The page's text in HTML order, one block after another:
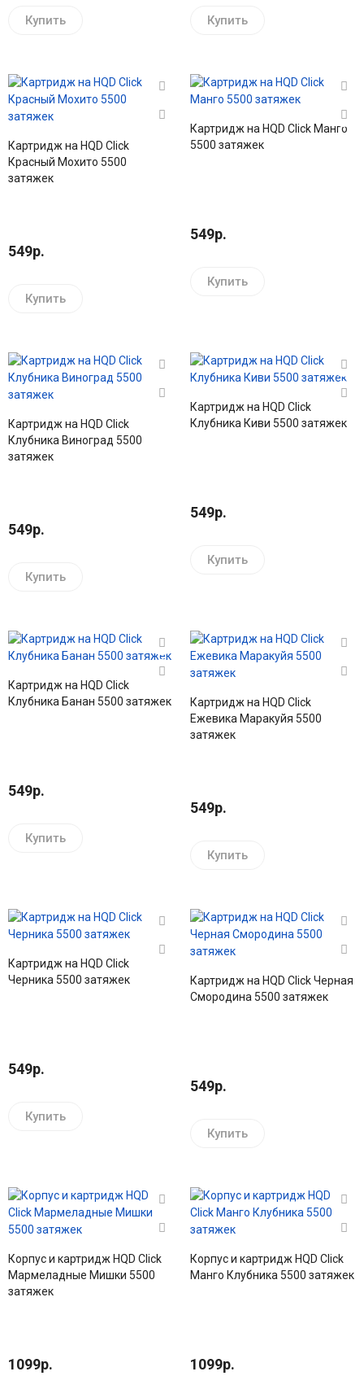
Купить Купить
Картридж на HQD Click
Красный Мохито 5500
затяжек
549р.
Купить
Картридж на HQD Click Манго
5500 затяжек
549р.
Купить
Картридж на HQD Click
Клубника Виноград 5500
затяжек
549р.
Купить
Картридж на HQD Click
Клубника Киви 5500 затяжек
549р.
Купить
Картридж на HQD Click
Клубника Банан 5500 затяжек
549р.
Купить
Картридж на HQD Click
Ежевика Маракуйя 5500
затяжек
549р.
Купить
Картридж на HQD Click
Черника 5500 затяжек
549р.
Купить
Картридж на HQD Click Черная
Смородина 5500 затяжек
549р.
Купить
Корпус и картридж HQD Click
Мармеладные Мишки 5500
затяжек
1099р.
Корпус и картридж HQD Click
Манго Клубника 5500 затяжек
1099р.